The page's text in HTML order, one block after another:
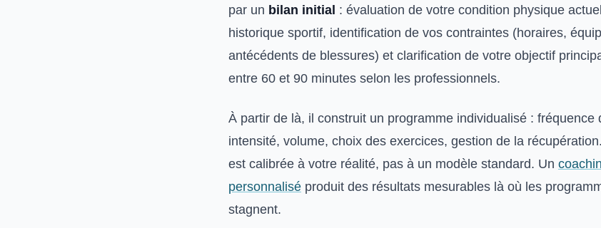
par un bilan initial : évaluation de votre condition physique
historique sportif, identification de vos contraintes (horaires,
antécédents de blessures) et clarification de votre objectif
entre 60 et 90 minutes selon les professionnels.
À partir de là, il construit un programme individualisé : fréquence
intensité, volume, choix des exercices, gestion de la
est calibrée à votre réalité, pas à un modèle standard. Un
personnalisé produit des résultats mesurables là où les
stagnent.